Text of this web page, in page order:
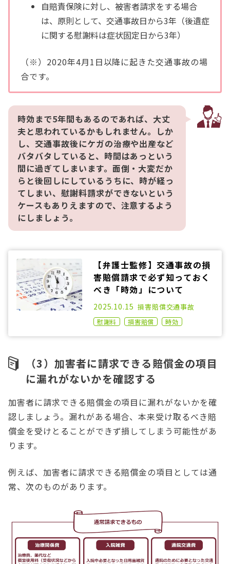
自賠責保険に対し、被害者請求をする場合
は、原則として、交通事故日から3年（後遺症
に関する慰謝料は症状固定日から3年）
（※）2020年4月1日以降に起きた交通事故の場
合です。
時効まで5年間もあるのであれば、大丈
夫と思われているかもしれません。しか
し、交通事故後にケガの治療や出産など
バタバタしていると、時間はあっという
間に過ぎてしまいます。面倒・大変だか
らと後回しにしているうちに、時が経っ
てしまい、慰謝料請求ができないという
ケースもありえますので、注意するよう
にしましょう。
【弁護士監修】交通事故の損
害賠償請求で必ず知っておく
べき「時効」について
2021.02.17
2025.10.15 損害賠償交通事故
慰謝料 損害賠償 時効
（3）加害者に請求できる賠償金の項目
に漏れがないかを確認する
加害者に請求できる賠償金の項目に漏れがないかを確
認しましょう。漏れがある場合、本来受け取るべき賠
償金を受けとることができず損してしまう可能性があ
ります。
例えば、加害者に請求できる賠償金の項目としては通
常、次のものがあります。